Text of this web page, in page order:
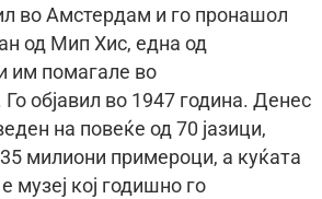
во Амстердам и го пронашол
од Мип Хис, една од
им помагале во
објавил во 1947 година. Денес
на повеќе од 70 јазици,
милиони примероци, а куќата
музеј кој годишно го